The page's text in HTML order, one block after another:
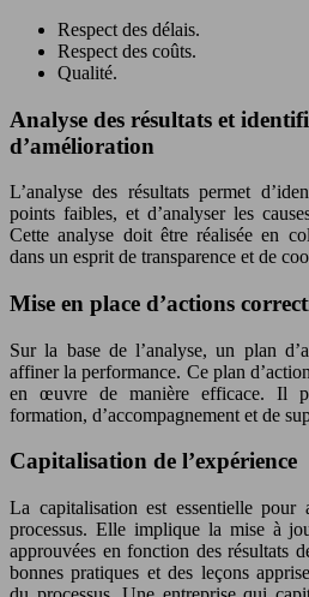
Respect des délais.
Respect des coûts.
Qualité.
Analyse des résultats et
d’amélioration
L’analyse des résultats permet
points faibles, et d’analyser les
Cette analyse doit être réalisée en
dans un esprit de transparence et de
Mise en place d’actions
Sur la base de l’analyse, un plan
affiner la performance. Ce plan
en œuvre de manière efficace. Il
formation, d’accompagnement et de
Capitalisation de l’expérience
La capitalisation est essentielle pour
processus. Elle implique la mise à
approuvées en fonction des résultats
bonnes pratiques et des leçons